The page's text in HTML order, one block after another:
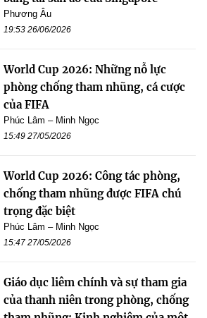
Phương Âu
19:53 26/06/2026
World Cup 2026: Những nỗ lực
phòng chống tham nhũng, cá cược
của FIFA
Phúc Lâm – Minh Ngọc
15:49 27/05/2026
World Cup 2026: Công tác phòng,
chống tham nhũng được FIFA chú
trọng đặc biệt
Phúc Lâm – Minh Ngọc
15:47 27/05/2026
Giáo dục liêm chính và sự tham gia
của thanh niên trong phòng, chống